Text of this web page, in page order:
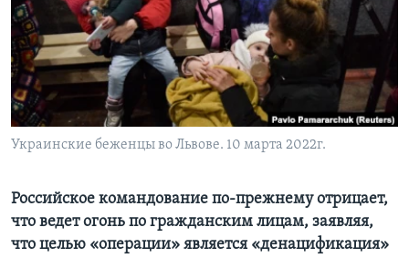
Learning English
СОЦИАЛЬНЫЕ СЕТИ
Украинские беженцы во Львове. 10 марта 2022г.
Российское командование по-прежнему отрицает,
что ведет огонь по гражданским лицам, заявляя,
что целью «операции» является «денацификация»